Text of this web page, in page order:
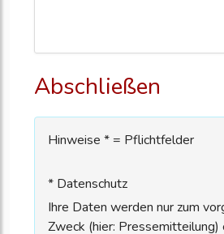
Abschließen
Hinweise * = Pflichtfelder
* Datenschutz
Ihre Daten werden nur zum
Zweck (hier: Pressemitteilung)